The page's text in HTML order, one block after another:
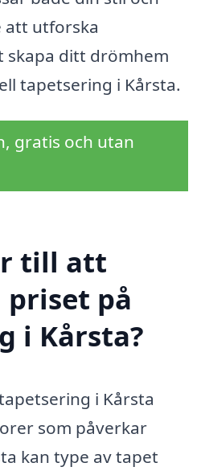
att utforska
ditt drömhem
tapetsering i Kårsta.
gratis och utan
till att
priset på
i Kårsta?
i Kårsta
som påverkar
kan type av tapet